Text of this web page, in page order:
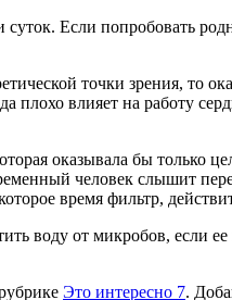
Если попробовать
точки зрения, то
плохо влияет на работу
оказывала бы
человек слышит
время фильтр,
воду от микробов, если
Это интересно 7.